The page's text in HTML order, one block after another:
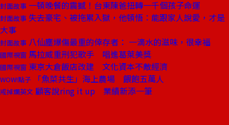
封面故事 一頓晚餐的震撼！台東陳爸扭轉一千個孩子命運
封面故事 失去豪宅、被拖累入獄，他頓悟：能跟家人說愛，才是
大事
封面故事 八仙塵爆傷最重的倖存者： 一滴水的滋味，很幸福
國際視窗 馬拉威重刑犯歌手 唱進葛萊美獎
國際視窗 東京大倉飯店改建 文化資本不敵經濟
WOW!點子 「魚菜共生」海上農場 餵飽五萬人
戒掉爛英文 顧客說ring it up 業績新添一筆